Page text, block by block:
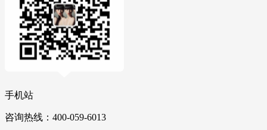
手机站
咨询热线：400-059-6013